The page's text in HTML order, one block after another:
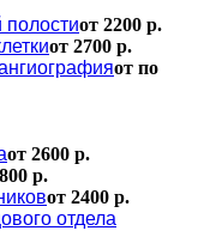
от 2200 р.
от 2700 р.
от по
от 2600 р.
р.
от 2400 р.
отдела